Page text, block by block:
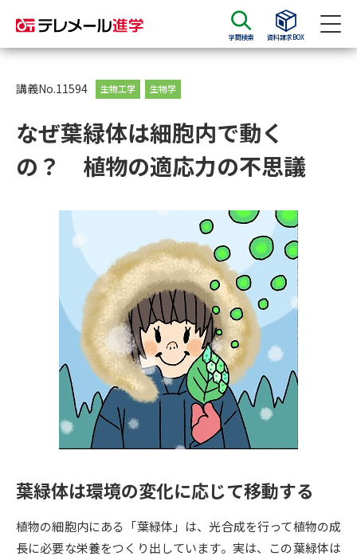
学問検索 資料請求BOX
資料請求
大学・短大の資料種類から請求
総合型選抜・学校推薦型選抜 募
集要項＆願書
大学入学共通テスト利用選抜の
募集要項＆願書
大学・短大以外の資料から請求
専門学校の資料請求 大学院の資料請求
留学・進学関連、塾・予備校
大学入学共通テスト「受験案
内」の請求
大学入学共通テスト「受験上の
配慮案内」の請求
高等学校卒業程度認定試験
幼稚園教員資格認定試験 小学校教員資格認定試験
高等学校（情報）教員資格認定
試験
講義No.11594 生物工学 生物学
なぜ葉緑体は細胞内で動く
の？ 植物の適応力の不思議
葉緑体は環境の変化に応じて移動する
植物の細胞内にある「葉緑体」は、光合成を行って植物の成
長に必要な栄養をつくり出しています。実は、この葉緑体は